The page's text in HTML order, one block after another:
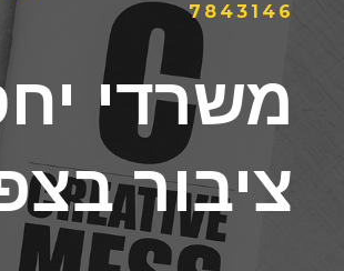
7843146
משרדי
ציבור